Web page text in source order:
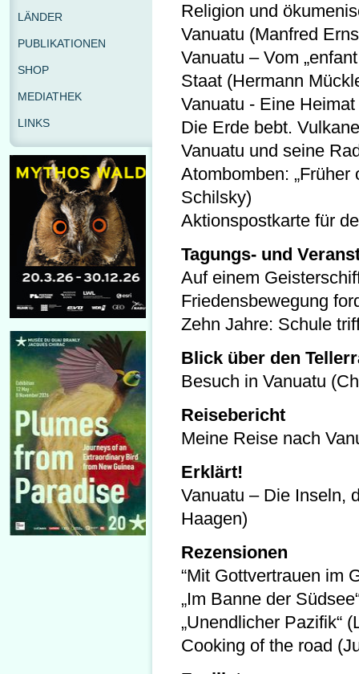
Religion und
Vanuatu (Manfred
Vanuatu – Vom
Staat (Hermann
Vanuatu - Eine
Die Erde bebt.
Vanuatu und seine
Atombomben:
Schilsky)
Aktionspostkarte für
Tagungs- und
Auf einem
Friedensbewegung
Zehn Jahre: Schule
Blick über den
Besuch in Vanuatu
Reisebericht
Meine Reise nach
Erklärt!
Vanuatu – Die Inseln,
Haagen)
Rezensionen
“Mit Gottvertrauen im
„Im Banne der
„Unendlicher Pazifik“
Cooking of the road
LÄNDER
PUBLIKATIONEN
SHOP
MEDIATHEK
LINKS